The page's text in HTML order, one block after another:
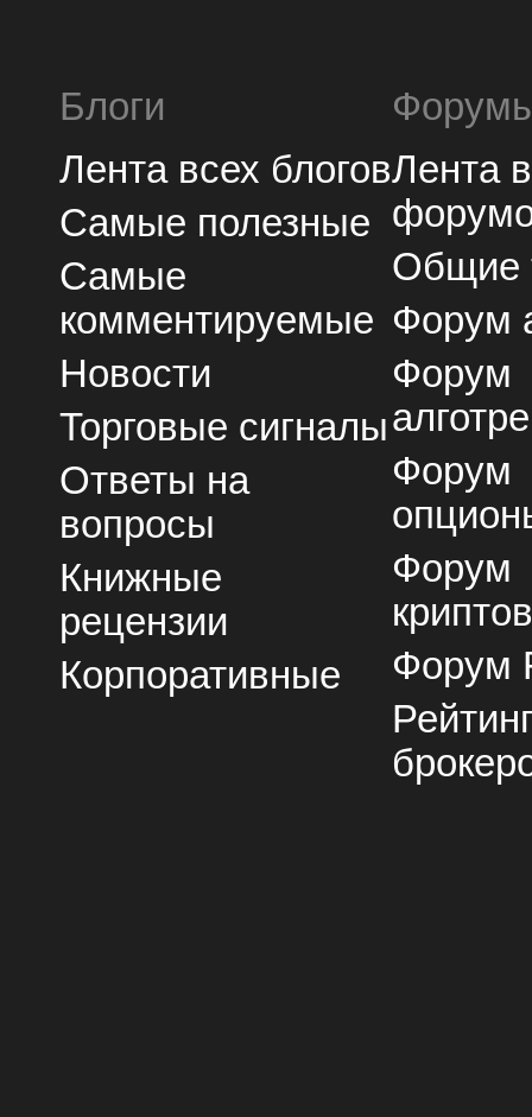
Блоги
Лента всех блогов
Самые полезные
Самые
комментируемые
Новости
Торговые сигналы
Ответы на
вопросы
Книжные
рецензии
Корпоративные
Лента
Общие
Форум
Форум
Форум
Форум
Форум